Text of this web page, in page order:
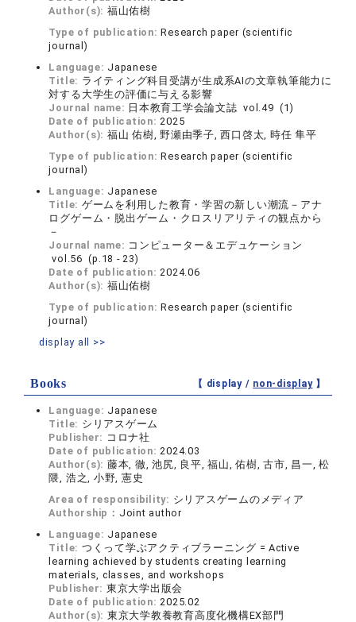
Author(s): 福山佑樹
Type of publication:Research paper (scientific
journal)
Language: Japanese
Title: ライティング科目受講が生成系AIの文章執筆能力に
対する大学生の評価に与える影響
Journal name: 日本教育工学会論文誌 vol.49 (1)
Date of publication: 2025
Author(s): 福山 佑樹, 野瀬由季子, 西口啓太, 時任 隼平
Type of publication:Research paper (scientific
journal)
Language: Japanese
Title: ゲームを利用した教育・学習の新しい潮流－アナ
ログゲーム・脱出ゲーム・クロスリアリティの観点から
－
Journal name: コンピューター＆エデュケーション
vol.56 (p.18 - 23)
Date of publication: 2024.06
Author(s): 福山佑樹
Type of publication:Research paper (scientific
journal)
display all >>
Books 【 display / non-display】
Language: Japanese
Title: シリアスゲーム
Publisher: コロナ社
Date of publication: 2024.03
Author(s): 藤本, 徹, 池尻, 良平, 福山, 佑樹, 古市, 昌一, 松
隈, 浩之, 小野, 憲史
Area of responsibility: シリアスゲームのメディア
Authorship： Joint author
Language: Japanese
Title: つくって学ぶアクティブラーニング = Active
learning achieved by students creating learning
materials, classes, and workshops
Publisher: 東京大学出版会
Date of publication: 2025.02
Author(s): 東京大学教養教育高度化機構EX部門